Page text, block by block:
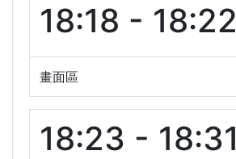
18:18 - 18:22
畫面區
18:23 - 18:31